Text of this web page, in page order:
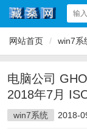
网站首页 / win7系
电脑公司
2018年7月
win7系统 2018-